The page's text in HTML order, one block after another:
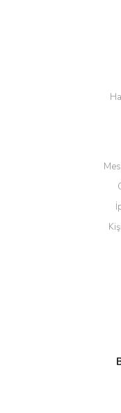
Bu
Ürün resmi
Ürün
Ürün bilgilerinde
Ürün fiyatı diğer
Bu ürüne benzer